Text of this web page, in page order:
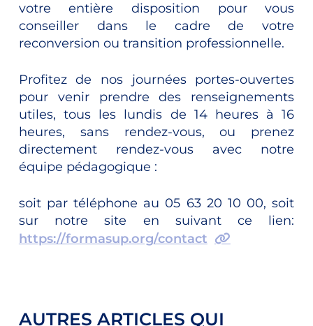
votre entière disposition pour vous
conseiller dans le cadre de votre
reconversion ou transition professionnelle.
Profitez de nos journées portes-ouvertes
pour venir prendre des renseignements
utiles, tous les lundis de 14 heures à 16
heures, sans rendez-vous, ou prenez
directement rendez-vous avec notre
équipe pédagogique :
soit par téléphone au 05 63 20 10 00, soit
sur notre site en suivant ce lien:
https://formasup.org/contact
AUTRES ARTICLES QUI